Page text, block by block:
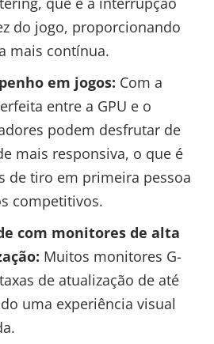
do jogo, proporcionando
mais contínua.
em jogos: Com a
entre a GPU e o
podem desfrutar de
mais responsiva, o que é
de tiro em primeira pessoa
competitivos.
com monitores de alta
Muitos monitores G-
de atualização de até
uma experiência visual